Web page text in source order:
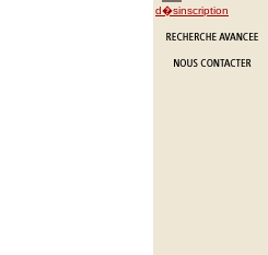
d�sinscription